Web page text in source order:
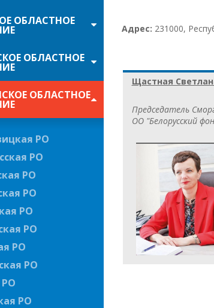
ОБЛАСТНОЕ
ОБЛАСТНОЕ
ОБЛАСТНОЕ
РО
РО
РО
РО
РО
РО
РО
РО
РО
РО
Адрес: 231000,
Щастная
Председатель
ОО "Белорусский